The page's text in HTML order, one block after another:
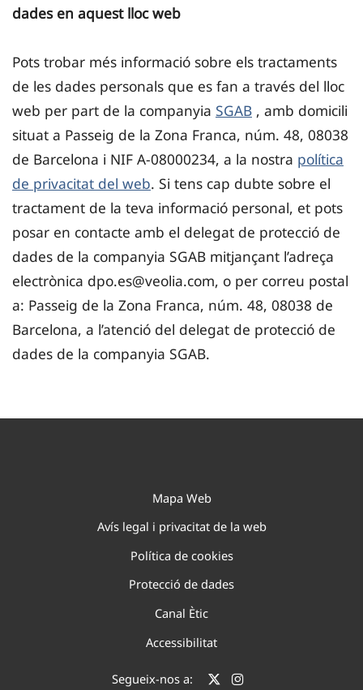
dades en aquest lloc web
Pots trobar més informació sobre els tractaments
de les dades personals que es fan a través del lloc
web per part de la companyia SGAB , amb domicili
situat a Passeig de la Zona Franca, núm. 48, 08038
de Barcelona i NIF A-08000234, a la nostra política
de privacitat del web. Si tens cap dubte sobre el
tractament de la teva informació personal, et pots
posar en contacte amb el delegat de protecció de
dades de la companyia SGAB mitjançant l’adreça
electrònica dpo.es@veolia.com, o per correu postal
a: Passeig de la Zona Franca, núm. 48, 08038 de
Barcelona, a l’atenció del delegat de protecció de
dades de la companyia SGAB.
Mapa Web
Avís legal i privacitat de la web
Política de cookies
Protecció de dades
Canal Ètic
Accessibilitat
Segueix-nos a: